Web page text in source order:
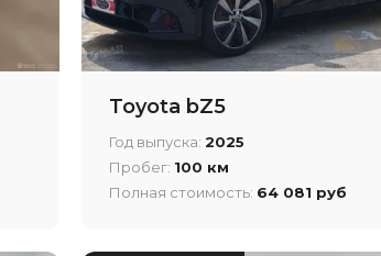
Toyota bZ5
Год выпуска: 2025
Пробег: 100 км
Полная стоимость: 64 081 руб